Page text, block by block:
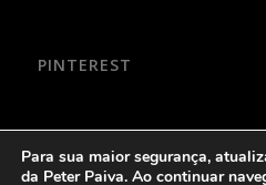
PINTEREST
Para sua maior segurança,
da Peter Paiva. Ao continuar